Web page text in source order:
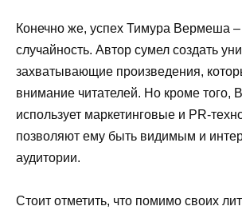
Конечно же, успех Тимура Вермеша –
случайность. Автор сумел создать
захватывающие произведения,
внимание читателей. Но кроме того,
использует маркетинговые и PR-
позволяют ему быть видимым и
аудитории.
Стоит отметить, что помимо своих